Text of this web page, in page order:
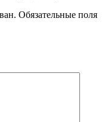
Обязательные поля